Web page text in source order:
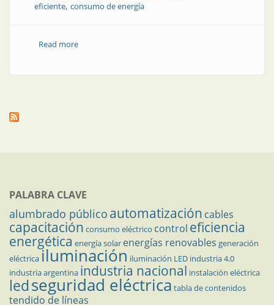
eficiente consumo de energía
Read moreabout Optimizar el consumo de energía es la clave
PALABRA CLAVE
alumbrado público automatización cables
capacitación consumo eléctrico control eficiencia
energética energía solar energías renovables generación
eléctricailuminación iluminación LED industria 4.0
industria argentina industria nacional instalación eléctrica
ledseguridad eléctrica tabla de contenidos
tendido de líneas